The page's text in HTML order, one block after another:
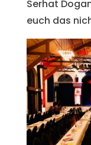
Serhat
euch das